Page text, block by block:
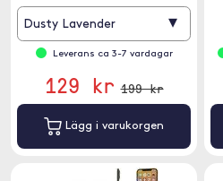
Dusty Lavender ▾
Leverans ca 3-7 vardagar
129 kr 199 kr
Lägg i varukorgen